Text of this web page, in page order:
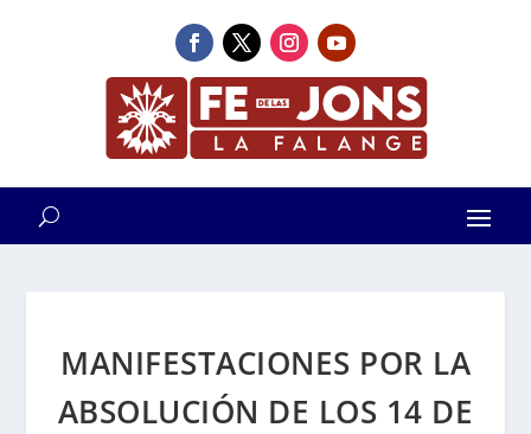
MANIFESTACIONES POR LA
ABSOLUCIÓN DE LOS 14 DE